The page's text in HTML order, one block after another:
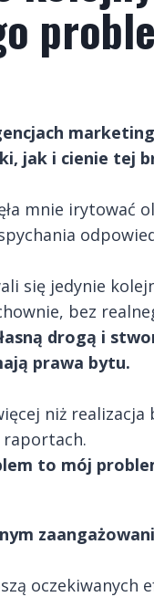
jak i cienie tej
mnie irytować
się jedynie
bez
drogą i
prawa bytu.
niż
raportach.
to mój